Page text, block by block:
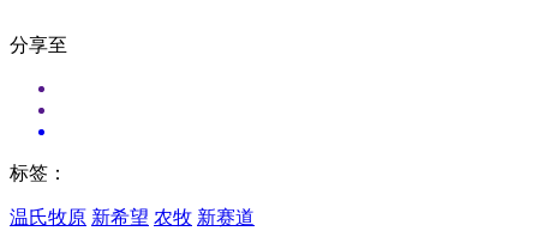
分享至
标签：
温氏牧原 新希望 农牧 新赛道